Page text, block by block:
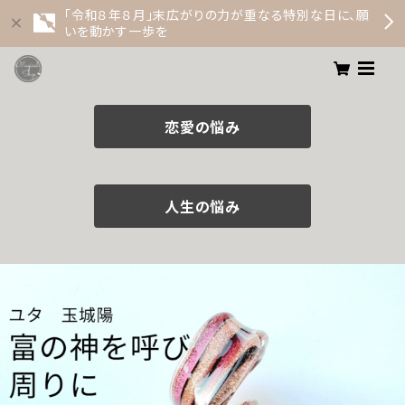
「令和８年８月」末広がりの力が重なる特別な日に、願
いを動かす一歩を
恋愛の悩み
人生の悩み